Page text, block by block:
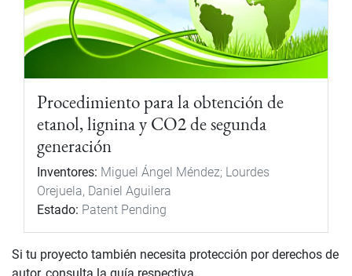
Procedimiento para la obtención de
etanol, lignina y CO2 de segunda
generación
Inventores: Miguel Ángel Méndez; Lourdes
Orejuela, Daniel Aguilera
Estado: Patent Pending
Si tu proyecto también necesita protección por derechos de